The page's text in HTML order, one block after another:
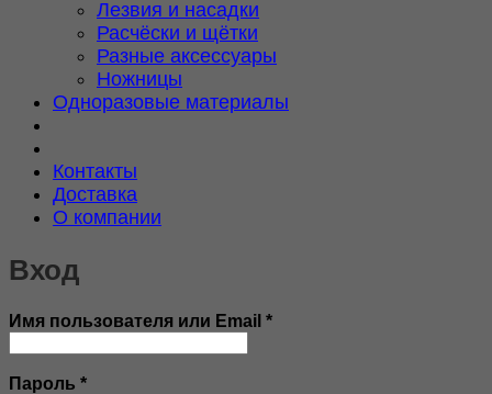
Лезвия и насадки
Расчёски и щётки
Разные аксессуары
Ножницы
Одноразовые материалы
Контакты
Доставка
О компании
Вход
Имя пользователя или Email *Обязательно
Пароль *Обязательно